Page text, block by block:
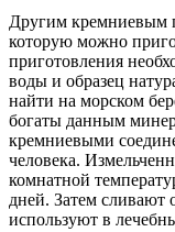
Другим кремниевым
которую можно
приготовления
воды и образец
найти на морском
богаты данным
кремниевыми
человека.
комнатной
дней. Затем
используют в